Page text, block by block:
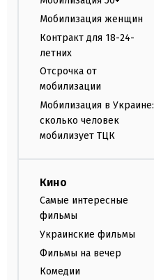
Мобилизация женщин
Контракт для 18-24-
летних
Отсрочка от
мобилизации
Мобилизация в Украине:
сколько человек
мобилизует ТЦК
Кино
Самые интересные
фильмы
Украинские фильмы
Фильмы на вечер
Комедии